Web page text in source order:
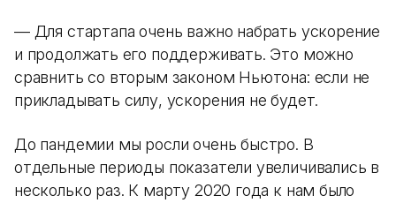
— Для стартапа очень важно набрать ускорение
и продолжать его поддерживать. Это можно
сравнить со вторым законом Ньютона: если не
прикладывать силу, ускорения не будет.
До пандемии мы росли очень быстро. В
отдельные периоды показатели увеличивались в
несколько раз. К марту 2020 года к нам было